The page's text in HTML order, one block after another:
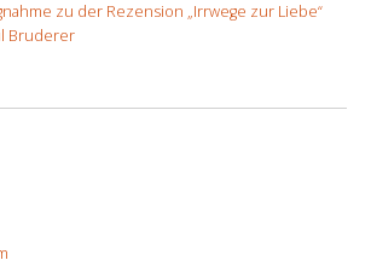
zu der Rezension „Irrwege zur Liebe“
Bruderer